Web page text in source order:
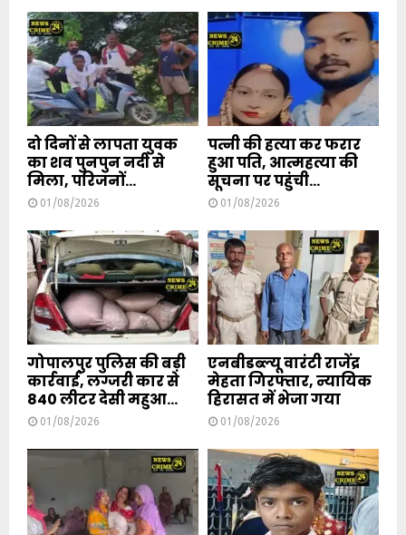
दो दिनों से लापता युवक
का शव पुनपुन नदी से
मिला, परिजनों...
01/08/2026
पत्नी की हत्या कर फरार
हुआ पति, आत्महत्या की
सूचना पर पहुंची...
01/08/2026
गोपालपुर पुलिस की बड़ी
कार्रवाई, लग्जरी कार से
840 लीटर देसी महुआ...
01/08/2026
एनबीडब्ल्यू वारंटी राजेंद्र
मेहता गिरफ्तार, न्यायिक
हिरासत में भेजा गया
01/08/2026